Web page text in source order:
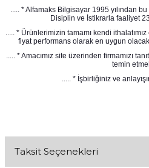
..... * Alfamaks Bilgisayar 1995 yılından
Disiplin ve İstikrarla faaliyet
..... * Ürünlerimizin tamamı kendi
fiyat performans olarak en uygun
..... * Amacımız site üzerinden firmamızı
temin
..... * İşbirliğiniz ve
Taksit Seçenekleri